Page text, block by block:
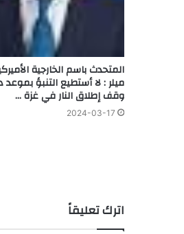
المتحدث باسم الخارجية
ميلر : لا أستطيع التنبؤ
وقف إطلاق النار في غزة …
2024-03-17
اترك تعليقاً